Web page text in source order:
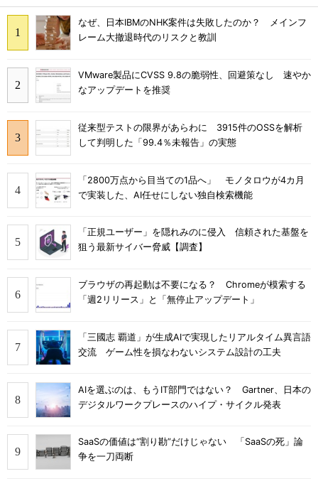
なぜ、日本IBMのNHK案件は失敗したのか？ メインフ
レーム大撤退時代のリスクと教訓
VMware製品にCVSS 9.8の脆弱性、回避策なし 速やか
なアップデートを推奨
従来型テストの限界があらわに 3915件のOSSを解析
して判明した「99.4％未報告」の実態
「2800万点から目当ての1品へ」 モノタロウが4カ月
で実装した、AI任せにしない独自検索機能
「正規ユーザー」を隠れみのに侵入 信頼された基盤を
狙う最新サイバー脅威【調査】
ブラウザの再起動は不要になる？ Chromeが模索する
「週2リリース」と「無停止アップデート」
「三國志 覇道」が生成AIで実現したリアルタイム異言語
交流 ゲーム性を損なわないシステム設計の工夫
AIを選ぶのは、もうIT部門ではない？ Gartner、日本の
デジタルワークプレースのハイプ・サイクル発表
SaaSの価値は“割り勘”だけじゃない 「SaaSの死」論
争を一刀両断